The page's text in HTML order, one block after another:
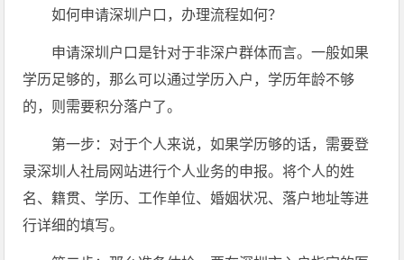
如何申请深圳户口，办理流程如何？
申请深圳户口是针对于非深户群体而言。一般如果
学历足够的，那么可以通过学历入户，学历年龄不够
的，则需要积分落户了。
第一步：对于个人来说，如果学历够的话，需要登
录深圳人社局网站进行个人业务的申报。将个人的姓
名、籍贯、学历、工作单位、婚姻状况、落户地址等进
行详细的填写。